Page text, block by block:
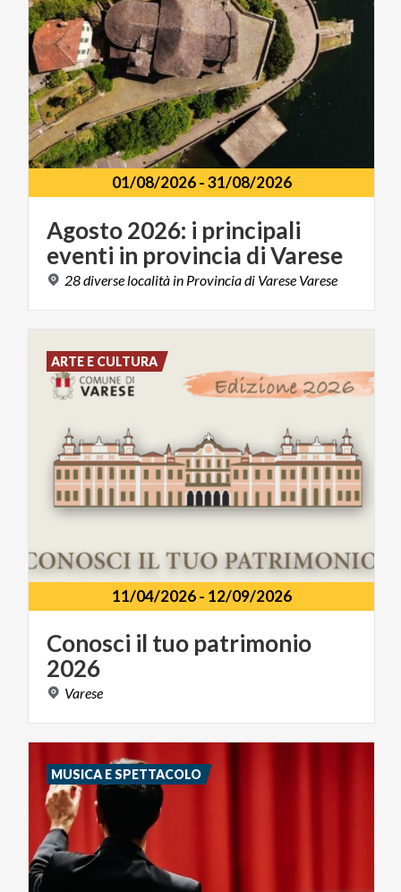
01/08/2026-31/08/2026
Agosto2026: i principali
eventi in provincia diVarese
28diverse località in Provinciadi Varese Varese
11/04/2026- 12/09/2026
Conosci il tuo patrimonio
2026
Varese
ARTE E CULTURA
MUSICA E SPETTACOLO